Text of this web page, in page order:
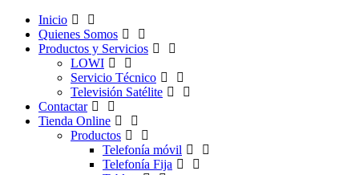
Inicio
Quienes Somos
Productos y Servicios
LOWI
Servicio Técnico
Televisión Satélite
Contactar
Tienda Online
Productos
Telefonía móvil
Telefonía Fija